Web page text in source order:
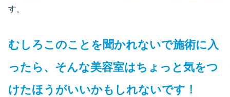
す。
むしろこのことを聞かれないで施術に入
ったら、そんな美容室はちょっと気をつ
けたほうがいいかもしれないです！